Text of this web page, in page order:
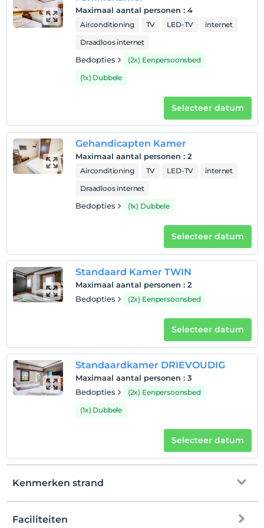
Toon op kaart
Hotelvoorwaarden
Voor 12:00
huisdier
Huisdieren niet toegestaan
Baby's jonger dan 2 worden niet in rekening gebracht
1 kind(eren) tot de leeftijd van 6 per kamer
wordt/worden niet in rekening gebracht
Maximaal aantal personen : 4
Airconditioning TV LED-TV
internet
Draadloos internet
Bedopties
(2x) Eenpersoonsbed
(1x) Dubbele
Selecteer datum
Gehandicapten Kamer
Maximaal aantal personen : 2
Airconditioning TV LED-TV
internet
Draadloos internet
Bedopties (1x) Dubbele
Selecteer datum
Standaard Kamer TWIN
Maximaal aantal personen : 2
Bedopties
(2x) Eenpersoonsbed
Selecteer datum
Standaardkamer DRIEVOUDIG
Maximaal aantal personen : 3
Bedopties
(2x) Eenpersoonsbed
(1x) Dubbele
Selecteer datum
Kenmerken strand
Faciliteiten